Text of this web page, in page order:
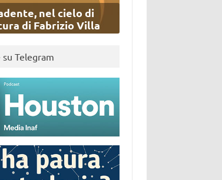
nel cielo di
di Fabrizio Villa
Telegram